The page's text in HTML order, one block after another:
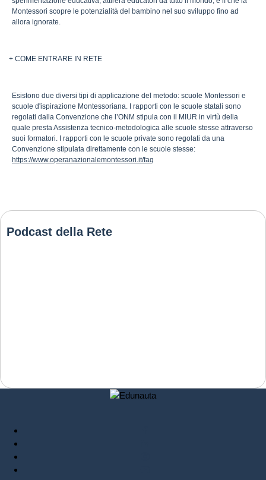
Montessori scopre le potenzialità del bambino nel suo sviluppo fino ad
allora ignorate.
+ COME ENTRARE IN RETE
Esistono due diversi tipi di applicazione del metodo: scuole Montessori e
scuole d'ispirazione Montessoriana. I rapporti con le scuole statali sono
regolati dalla Convenzione che l’ONM stipula con il MIUR in virtù della
quale presta Assistenza tecnico-metodologica alle scuole stesse attraverso
suoi formatori. I rapporti con le scuole private sono regolati da una
Convenzione stipulata direttamente con le scuole stesse:
https://www.operanazionalemontessori.it/faq
Podcast della Rete